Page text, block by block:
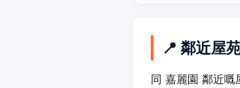
📍 鄰近屋
同 嘉麗園 鄰近嘅